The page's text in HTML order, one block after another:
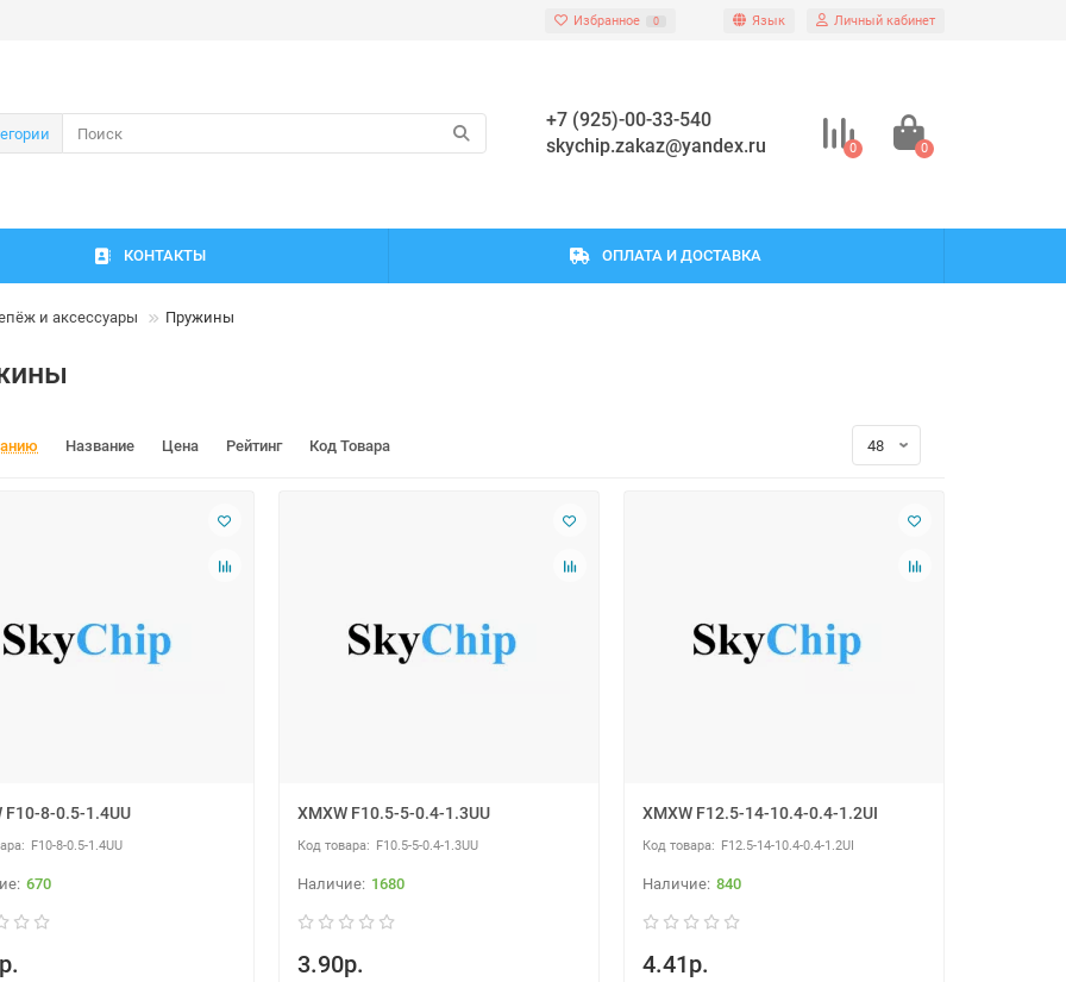
Избранное 0 Язык Личный кабинет
+7 (925)-00-33-540
skychip.zakaz@yandex.ru
0 0
КОНТАКТЫ ОПЛАТА И ДОСТАВКА
и аксессуары Пружины
Название Цена Рейтинг Код Товара
F10-8-0.5-1.4UU
F10-8-0.5-1.4UU
670
XMXW F10.5-5-0.4-1.3UU
F10.5-5-0.4-1.3UU
1680
3.90р.
XMXW F12.5-14-10.4-0.4-1.2UI
F12.5-14-10.4-0.4-1.2UI
840
4.41р.